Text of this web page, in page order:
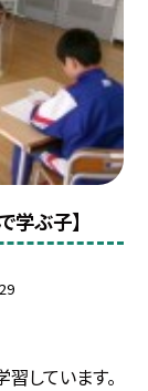
学ぶ子】
しています。